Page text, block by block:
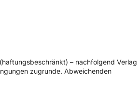
– nachfolgend Verlag
zugrunde. Abweichenden